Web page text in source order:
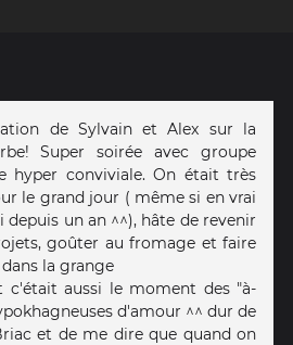
de Sylvain et Alex sur la
Super soirée avec groupe
hyper conviviale. On était très
le grand jour ( même si en vrai
depuis un an ^^), hâte de revenir
goûter au fromage et faire
la grange
c'était aussi le moment des "à-
d'amour ^^ dur de
et de me dire que quand on